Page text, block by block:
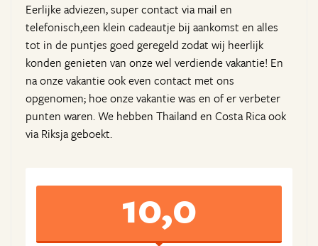
Eerlijke adviezen, super contact via mail en
telefonisch,een klein cadeautje bij aankomst en alles
tot in de puntjes goed geregeld zodat wij heerlijk
konden genieten van onze wel verdiende vakantie! En
na onze vakantie ook even contact met ons
opgenomen; hoe onze vakantie was en of er verbeter
punten waren. We hebben Thailand en Costa Rica ook
via Riksja geboekt.
10,0